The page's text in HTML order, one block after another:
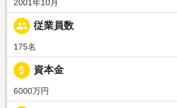
2001年10月
people 従業員数
175名
attach_money 資本金
6000万円